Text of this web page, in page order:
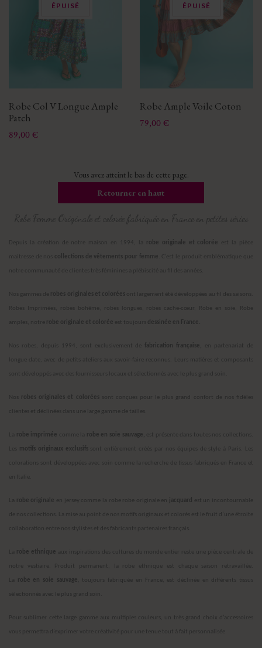
ÉPUISÉ
Robe Col V Longue Ample
Patch
Prix
89,00 €
ÉPUISÉ
Robe Ample Voile Coton
Prix
79,00 €
Vous avez atteint le bas de cette page.
Retourner en haut
Robe Femme Originale et colorée fabriquée en France en petites séries
Depuis la création de notre maison en 1994, la robe originale et colorée
maitresse de nos collections de vêtements pour femme . C’est le produit emblématique que
notre communauté de clientes très féminines a plébiscité au fil des années.
Nos gammes de robes originales et coloréesont largement été développées au fil des saisons.
Robes Imprimées, robes bohême, robes longues, robes cache-cœur, Robe en soie, Robe
amples, notre robe originale et colorée est toujours dessinée en France.
Nos robes, depuis 1994, sont exclusivement de fabrication française,
longue date, avec de petits ateliers aux savoir-faire reconnus. Leurs matières et composants
sont développés avec des fournisseurs locaux et sélectionnés avec le plus grand soin.
robes originales et coloréessont conçues pour le plus grand confort de nos fidèles
clientes et déclinées dans une large gamme de tailles.
robe imprimée comme la robe en soie sauvage, est présente dans toutes nos collections.
motifs originaux exclusifssont entièrement créés par nos équipes de style à Paris. Les
colorations sont développées avec soin comme la recherche de tissus fabriqués en France et
robe originale en jersey comme la robe robe originale en jacquard est un incontournable
de nos collections. La mise au point de nos motifs originaux et colorés est le fruit d’une étroite
collaboration entre nos stylistes et des fabricants partenaires français.
robe ethnique aux inspirations des cultures du monde entier reste une pièce centrale de
notre vestiaire. Produit permanent, la robe ethnique est chaque saison retravaillée.
robe en soie sauvage , toujours fabriquée en France, est déclinée en différents tissus
sélectionnés avec le plus grand soin.
Pour sublimer cette large gamme aux multiples couleurs, un très grand choix d’accessoires
vous permettra d’exprimer votre créativité pour une tenue tout à fait personnalisée